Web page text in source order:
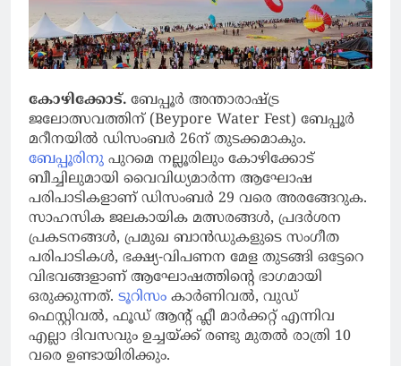
കോഴിക്കോട്. ബേപ്പൂർ അന്താരാഷ്ട്ര
ജലോത്സവത്തിന് (Beypore Water Fest) ബേപ്പൂർ
മറീനയിൽ ഡിസംബർ 26ന് തുടക്കമാകും.
ബേപ്പൂരിനു പുറമെ നല്ലൂരിലും കോഴിക്കോട്
ബീച്ചിലുമായി വൈവിധ്യമാർന്ന ആഘോഷ
പരിപാടികളാണ് ഡിസംബർ 29 വരെ അരങ്ങേറുക.
സാഹസിക ജലകായിക മത്സരങ്ങൾ, പ്രദർശന
പ്രകടനങ്ങൾ, പ്രമുഖ ബാൻഡുകളുടെ സംഗീത
പരിപാടികൾ, ഭക്ഷ്യ-വിപണന മേള തുടങ്ങി ഒട്ടേറെ
വിഭവങ്ങളാണ് ആഘോഷത്തിന്റെ ഭാഗമായി
ഒരുക്കുന്നത്. ടൂറിസം കാർണിവൽ, വുഡ്
ഫെസ്റ്റിവൽ, ഫൂഡ് ആന്റ് ഫ്ലീ മാർക്കറ്റ് എന്നിവ
എല്ലാ ദിവസവും ഉച്ചയ്ക്ക് രണ്ടു മുതൽ രാത്രി 10
വരെ ഉണ്ടായിരിക്കും.